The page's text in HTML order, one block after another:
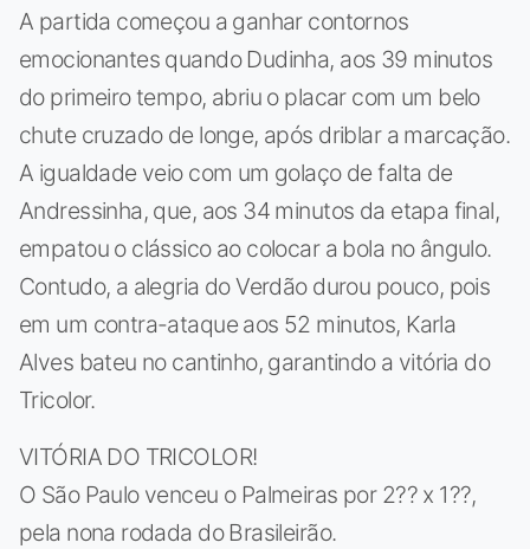
A partida começou a ganhar contornos
emocionantes quando Dudinha, aos 39 minutos
do primeiro tempo, abriu o placar com um belo
chute cruzado de longe, após driblar a marcação.
A igualdade veio com um golaço de falta de
Andressinha, que, aos 34 minutos da etapa final,
empatou o clássico ao colocar a bola no ângulo.
Contudo, a alegria do Verdão durou pouco, pois
em um contra-ataque aos 52 minutos, Karla
Alves bateu no cantinho, garantindo a vitória do
Tricolor.
VITÓRIA DO TRICOLOR!
O São Paulo venceu o Palmeiras por 2?? x 1??,
pela nona rodada do Brasileirão.